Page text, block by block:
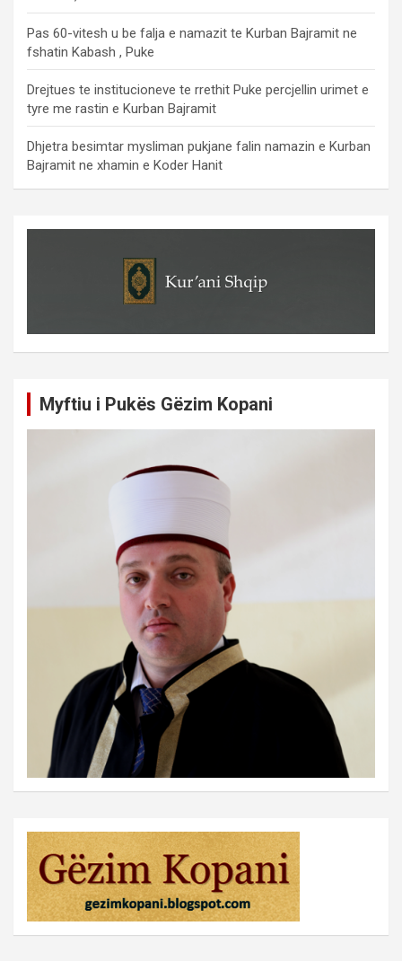
Pas 60-vitesh u be falja e namazit te Kurban Bajramit ne
fshatin Kabash , Puke
Drejtues te institucioneve te rrethit Puke percjellin urimet e
tyre me rastin e Kurban Bajramit
Dhjetra besimtar mysliman pukjane falin namazin e Kurban
Bajramit ne xhamin e Koder Hanit
Myftiu i Pukës Gëzim Kopani